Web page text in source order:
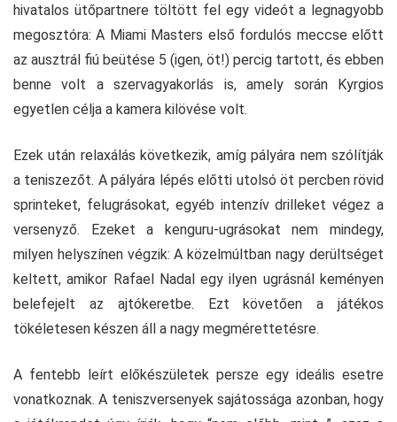
hivatalos ütőpartnere töltött fel egy videót a legnagyobb
megosztóra: A Miami Masters első fordulós meccse előtt
az ausztrál fiú beütése 5 (igen, öt!) percig tartott, és ebben
benne volt a szervagyakorlás is, amely során Kyrgios
egyetlen célja a kamera kilövése volt.
Ezek után relaxálás következik, amíg pályára nem szólítják
a teniszezőt. A pályára lépés előtti utolsó öt percben rövid
sprinteket, felugrásokat, egyéb intenzív drilleket végez a
versenyző. Ezeket a kenguru-ugrásokat nem mindegy,
milyen helyszínen végzik: A közelmúltban nagy derültséget
keltett, amikor Rafael Nadal egy ilyen ugrásnál keményen
belefejelt az ajtókeretbe. Ezt követően a játékos
tökéletesen készen áll a nagy megmérettetésre.
A fentebb leírt előkészületek persze egy ideális esetre
vonatkoznak. A teniszversenyek sajátossága azonban, hogy